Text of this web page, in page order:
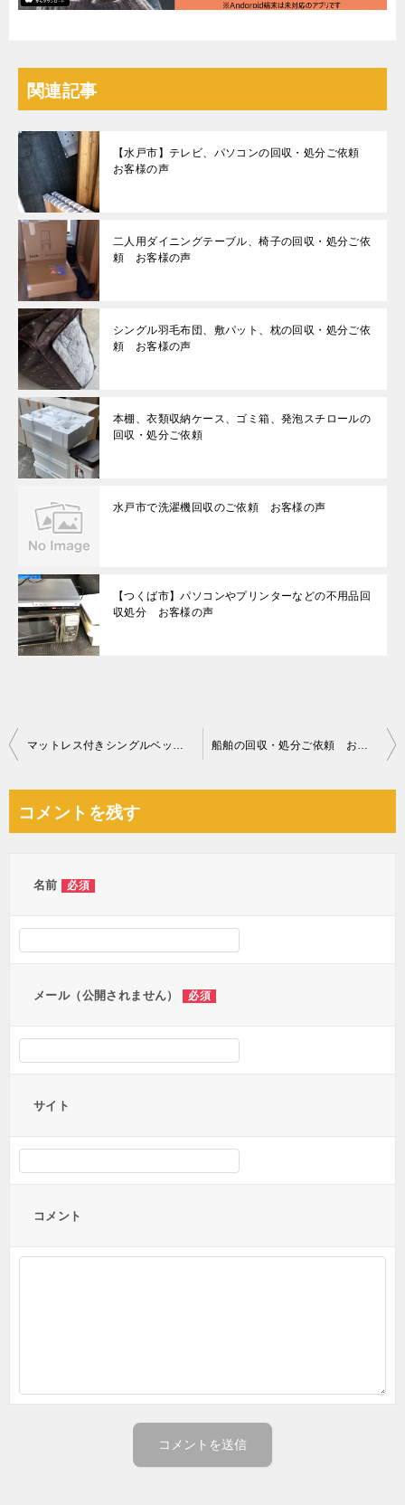
関連記事
【水戸市】テレビ、パソコンの回収・処分ご依頼
お客様の声
二人用ダイニングテーブル、椅子の回収・処分ご依
頼 お客様の声
シングル羽毛布団、敷パット、枕の回収・処分ご依
頼 お客様の声
本棚、衣類収納ケース、ゴミ箱、発泡スチロールの
回収・処分ご依頼
水戸市で洗濯機回収のご依頼 お客様の声
【つくば市】パソコンやプリンターなどの不用品回
収処分 お客様の声
投
ビ
マットレス付きシングルベッド、冷蔵庫、洗濯機、こたつ等の回収 船舶の回収・処分ご依頼 お客様の声
コメントを残す
名前 必須
メール（公開されません） 必須
サイト
コメント